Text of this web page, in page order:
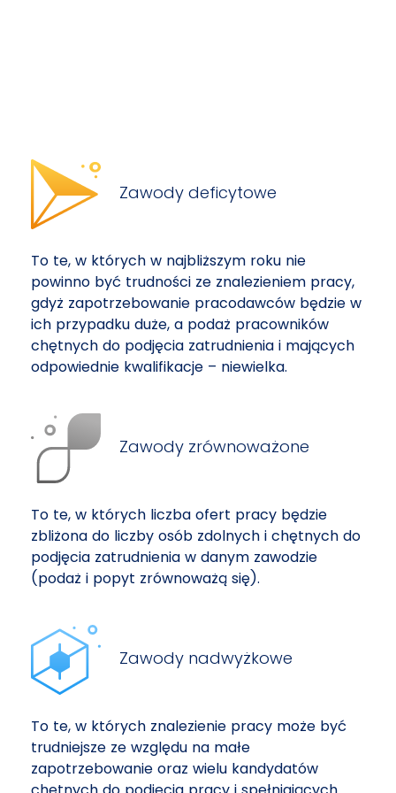
Zawody deficytowe
To te, w których w najbliższym roku nie
powinno być trudności ze znalezieniem pracy,
gdyż zapotrzebowanie pracodawców będzie w
ich przypadku duże, a podaż pracowników
chętnych do podjęcia zatrudnienia i mających
odpowiednie kwalifikacje – niewielka.
Zawody zrównoważone
To te, w których liczba ofert pracy będzie
zbliżona do liczby osób zdolnych i chętnych do
podjęcia zatrudnienia w danym zawodzie
(podaż i popyt zrównoważą się).
Zawody nadwyżkowe
To te, w których znalezienie pracy może być
trudniejsze ze względu na małe
zapotrzebowanie oraz wielu kandydatów